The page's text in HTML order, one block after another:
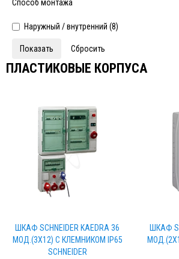
Способ монтажа
Наружный / внутренний (8)
ПЛАСТИКОВЫЕ КОРПУСА
ШКАФ SCHNEIDER KAEDRA 36
МОД.(3Х12) С КЛЕМНИКОМ IP65
SCHNEIDER
ШКАФ